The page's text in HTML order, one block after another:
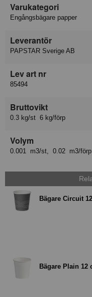
Varukategori
Engångsbägare papper
Leverantör
PAPSTAR Sverige AB
Lev art nr
85494
Bruttovikt
0.3 kg/st 6 kg/förp
Volym
0.001 m3/st, 0.02 m3/förp
Bägare Circuit
Bägare Plain 12